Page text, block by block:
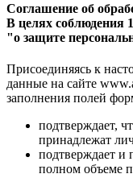
Соглашение об
В целях соблюдения
"о защите
Присоединяясь к
данные на сайте
заполнения полей
подтверждает,
принадлежат
подтверждает и
полном объеме